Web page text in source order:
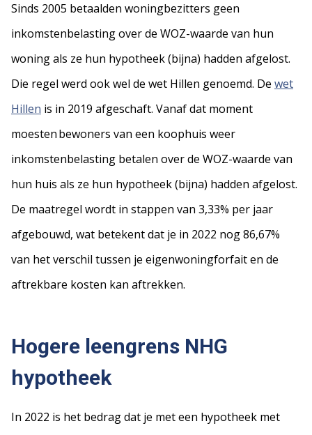
Sinds 2005 betaalden woningbezitters geen
inkomstenbelasting over de WOZ-waarde van hun
woning als ze hun hypotheek (bijna) hadden afgelost.
Die regel werd ook wel de wet Hillen genoemd. De wet
Hillen is in 2019 afgeschaft. Vanaf dat moment
moesten bewoners van een koophuis weer
inkomstenbelasting betalen over de WOZ-waarde van
hun huis als ze hun hypotheek (bijna) hadden afgelost.
De maatregel wordt in stappen van 3,33% per jaar
afgebouwd, wat betekent dat je in 2022 nog 86,67%
van het verschil tussen je eigenwoningforfait en de
aftrekbare kosten kan aftrekken.
Hogere leengrens NHG
hypotheek
In 2022 is het bedrag dat je met een hypotheek met